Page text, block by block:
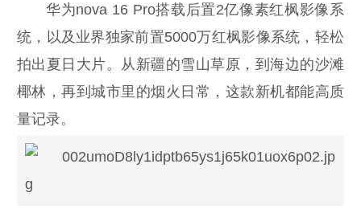
华为nova 16 Pro搭载后置2亿像素红枫影像系
统，以及业界独家前置5000万红枫影像系统，轻松
拍出夏日大片。从新疆的雪山草原，到海边的沙滩
椰林，再到城市里的烟火日常，这款新机都能高质
量记录。